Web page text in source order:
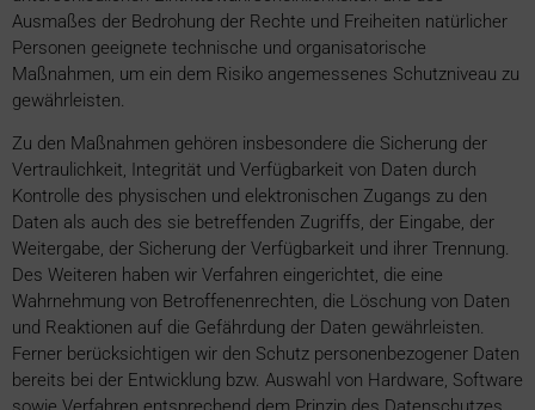
Ausmaßes der Bedrohung der Rechte und Freiheiten natürlicher
Personen geeignete technische und organisatorische
Maßnahmen, um ein dem Risiko angemessenes Schutzniveau zu
gewährleisten.
Zu den Maßnahmen gehören insbesondere die Sicherung der
Vertraulichkeit, Integrität und Verfügbarkeit von Daten durch
Kontrolle des physischen und elektronischen Zugangs zu den
Daten als auch des sie betreffenden Zugriffs, der Eingabe, der
Weitergabe, der Sicherung der Verfügbarkeit und ihrer Trennung.
Des Weiteren haben wir Verfahren eingerichtet, die eine
Wahrnehmung von Betroffenenrechten, die Löschung von Daten
und Reaktionen auf die Gefährdung der Daten gewährleisten.
Ferner berücksichtigen wir den Schutz personenbezogener Daten
bereits bei der Entwicklung bzw. Auswahl von Hardware, Software